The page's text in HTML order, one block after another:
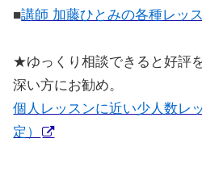
■講師 加藤ひとみの各種レッ
★ゆっくり相談できると好評
深い方にお勧め。
個人レッスンに近い少人数レ
定）